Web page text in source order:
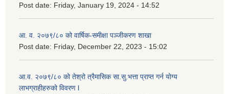
Post date: Friday, January 19, 2024 - 14:52
आ. व. २०७९/८० को वार्षिक-समीक्षा पञ्जीकरण शाखा
Post date: Friday, December 22, 2023 - 15:02
आ.व. २०७९/८० को तेश्रो त्रैमासिक सा.सु.भ‍त्ता प्राप्त गर्न योग्य
लाभग्राहीहरुको विवरण l